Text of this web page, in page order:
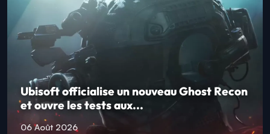
Ubisoft officialise un nouveau Ghost Recon
et ouvre les tests aux...
06 Août 2026